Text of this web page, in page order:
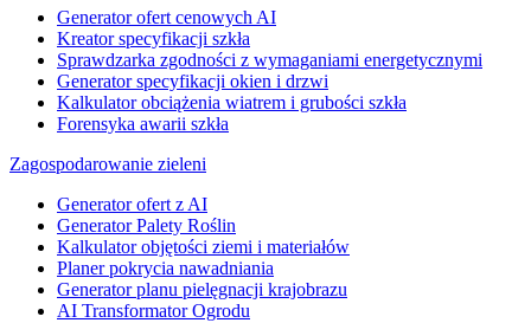
Generator ofert cenowych AI
Kreator specyfikacji szkła
Sprawdzarka zgodności z wymaganiami energetycznymi
Generator specyfikacji okien i drzwi
Kalkulator obciążenia wiatrem i grubości szkła
Forensyka awarii szkła
Zagospodarowanie zieleni
Generator ofert z AI
Generator Palety Roślin
Kalkulator objętości ziemi i materiałów
Planer pokrycia nawadniania
Generator planu pielęgnacji krajobrazu
AI Transformator Ogrodu